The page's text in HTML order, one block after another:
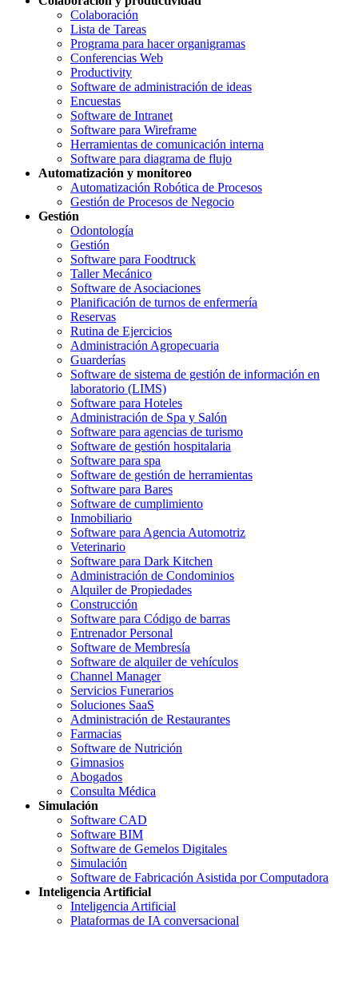
Colaboración
Lista de Tareas
Programa para hacer organigramas
Conferencias Web
Productivity
Software de administración de ideas
Encuestas
Software de Intranet
Software para Wireframe
Herramientas de comunicación interna
Software para diagrama de flujo
Automatización y monitoreo
Automatización Robótica de Procesos
Gestión de Procesos de Negocio
Gestión
Odontología
Gestión
Software para Foodtruck
Taller Mecánico
Software de Asociaciones
Planificación de turnos de enfermería
Reservas
Rutina de Ejercicios
Administración Agropecuaria
Guarderías
Software de sistema de gestión de información en
laboratorio (LIMS)
Software para Hoteles
Administración de Spa y Salón
Software para agencias de turismo
Software de gestión hospitalaria
Software para spa
Software de gestión de herramientas
Software para Bares
Software de cumplimiento
Inmobiliario
Software para Agencia Automotriz
Veterinario
Software para Dark Kitchen
Administración de Condominios
Alquiler de Propiedades
Construcción
Software para Código de barras
Entrenador Personal
Software de Membresía
Software de alquiler de vehículos
Channel Manager
Servicios Funerarios
Soluciones SaaS
Administración de Restaurantes
Farmacias
Software de Nutrición
Gimnasios
Abogados
Consulta Médica
Simulación
Software CAD
Software BIM
Software de Gemelos Digitales
Simulación
Software de Fabricación Asistida por Computadora
Inteligencia Artificial
Inteligencia Artificial
Plataformas de IA conversacional